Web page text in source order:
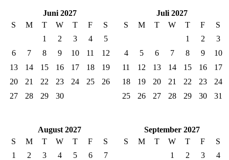
Juni 2027
S
M T W T F
S
1
2 3 4
5
6
7 8 9 10 11
12
13
14 15 16 17 18
19
20
21 22 23 24 25
26
27
28 29 30
Juli 2027
S
M T W T F
S
1
2
3
4
5 6 7 8 9
10
11
12 13 14 15 16
17
18
19 20 21 22 23
24
25
26 27 28 29 30 31
August 2027
S
M T W T F
S
1
2 3 4 5 6
7
September 2027
S
M T W T F
S
1
2 3
4